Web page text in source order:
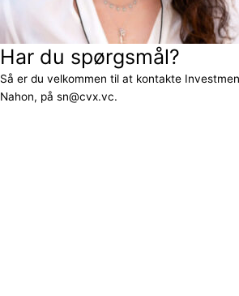
Har du spørgsmål?
Så er du velkommen til at kontakte
Nahon, på sn@cvx.vc.